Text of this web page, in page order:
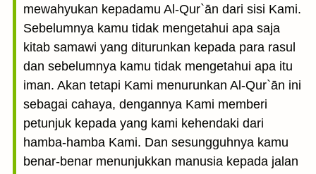
mewahyukan kepadamu Al-Qur`ān dari sisi Kami.
Sebelumnya kamu tidak mengetahui apa saja
kitab samawi yang diturunkan kepada para rasul
dan sebelumnya kamu tidak mengetahui apa itu
iman. Akan tetapi Kami menurunkan Al-Qur`ān ini
sebagai cahaya, dengannya Kami memberi
petunjuk kepada yang kami kehendaki dari
hamba-hamba Kami. Dan sesungguhnya kamu
benar-benar menunjukkan manusia kepada jalan